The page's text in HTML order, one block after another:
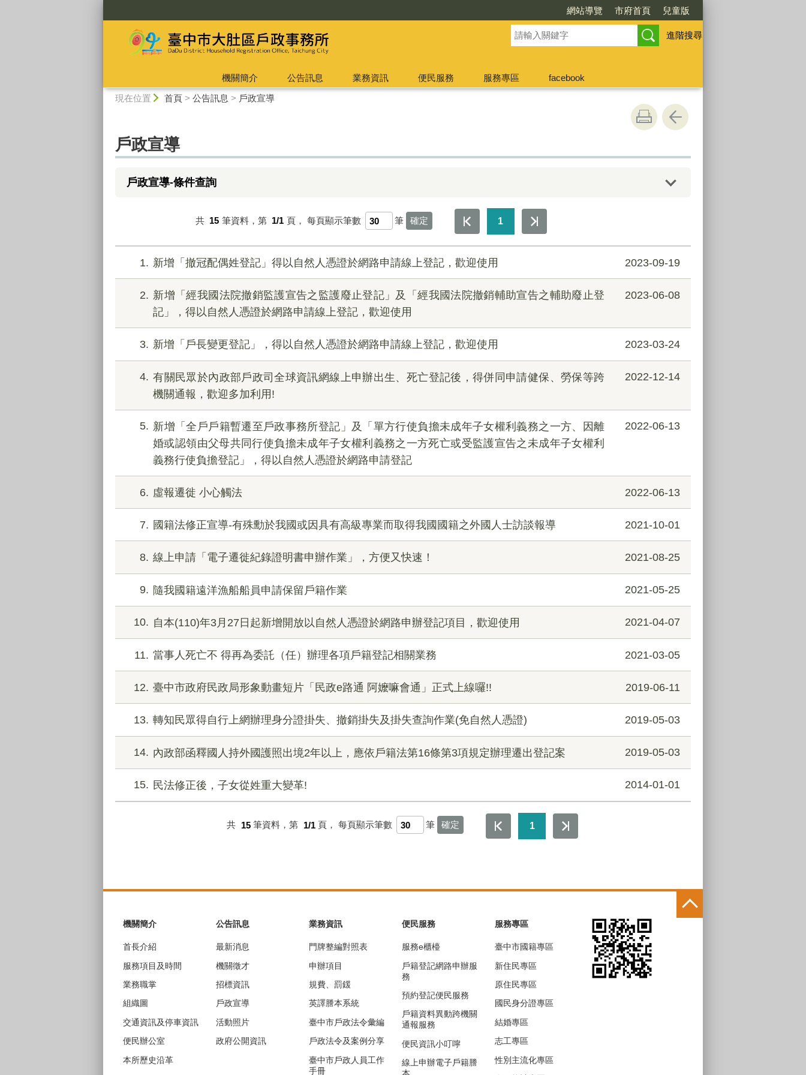
網站導覽 市府首頁 兒童版
進階搜尋
機關簡介 公告訊息 業務資訊 便民服務 服務專區
facebook
現在位置 首頁> 公告訊息 > 戶政宣導
戶政宣導
戶政宣導-條件查詢
共 15 筆資料，第 1/1 頁， 每頁顯示筆數 筆 1
1 新增「撤冠配偶姓登記」得以自然人憑證於網路申請線上登記，歡迎使用 2023-09-19
2
新增「經我國法院撤銷監護宣告之監護廢止登記」及「經我國法院撤銷輔助宣告之輔助廢止登
記」，得以自然人憑證於網路申請線上登記，歡迎使用
2023-06-08
3 新增「戶長變更登記」，得以自然人憑證於網路申請線上登記，歡迎使用 2023-03-24
4
有關民眾於內政部戶政司全球資訊網線上申辦出生、死亡登記後，得併同申請健保、勞保等跨
機關通報，歡迎多加利用!
2022-12-14
5
新增「全戶戶籍暫遷至戶政事務所登記」及「單方行使負擔未成年子女權利義務之一方、因離
婚或認領由父母共同行使負擔未成年子女權利義務之一方死亡或受監護宣告之未成年子女權利
義務行使負擔登記」，得以自然人憑證於網路申請登記
2022-06-13
6 虛報遷徙 小心觸法 2022-06-13
7 國籍法修正宣導-有殊勳於我國或因具有高級專業而取得我國國籍之外國人士訪談報導 2021-10-01
8 線上申請「電子遷徙紀錄證明書申辦作業」，方便又快速！ 2021-08-25
9 隨我國籍遠洋漁船船員申請保留戶籍作業 2021-05-25
10 自本(110)年3月27日起新增開放以自然人憑證於網路申辦登記項目，歡迎使用 2021-04-07
11 當事人死亡不 得再為委託（任）辦理各項戶籍登記相關業務 2021-03-05
12 臺中市政府民政局形象動畫短片「民政e路通 阿嬤嘛會通」正式上線囉!! 2019-06-11
13 轉知民眾得自行上網辦理身分證掛失、撤銷掛失及掛失查詢作業(免自然人憑證) 2019-05-03
14 內政部函釋國人持外國護照出境2年以上，應依戶籍法第16條第3項規定辦理遷出登記案 2019-05-03
15 民法修正後，子女從姓重大變革! 2014-01-01
共 15 筆資料，第 1/1 頁， 每頁顯示筆數 筆 1
機關簡介
首長介紹
服務項目及時間
業務職掌
組織圖
交通資訊及停車資訊
便民辦公室
本所歷史沿革
公告訊息
最新消息
機關徵才
招標資訊
戶政宣導
活動照片
政府公開資訊
業務資訊
門牌整編對照表
申辦項目
規費、罰鍰
英譯謄本系統
臺中市戶政法令彙編
戶政法令及案例分享
臺中市戶政人員工作
手冊
便民服務
服務e櫃檯
戶籍登記網路申辦服
務
預約登記便民服務
戶籍資料異動跨機關
通報服務
便民資訊小叮嚀
線上申辦電子戶籍謄
服務專區
臺中市國籍專區
新住民專區
原住民專區
國民身分證專區
結婚專區
志工專區
性別主流化專區